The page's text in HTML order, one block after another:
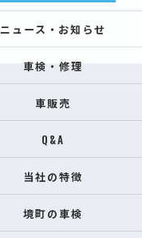
ニュース・お知らせ
車検・修理
車販売
Q&A
当社の特徴
境町の車検